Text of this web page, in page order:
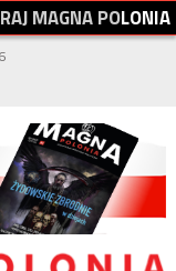
RAJMAGNAPOLONIA